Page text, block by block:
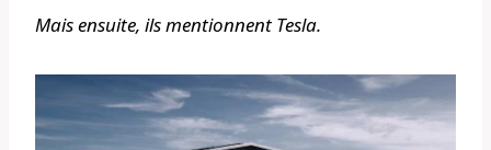
Mais ensuite, ils mentionnent Tesla.